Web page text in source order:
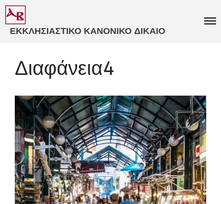
ΚΑΤΑΣΤΑΤΙΚΑ ΚΑΝΟΝΙΣΜΟΙ​
ΠΑΝΟΡΘΟΔΟΞΗ
ΣΥΜΒΟΥΛΕΥΤΙΚΗ​
ΚΩΔΙΚΟΠΟΙΗΣΗ ΙΕΡΩΝ
ΚΑΝΟΝΩΝ​
ΒΙΒΛΙΑ
ΑΡΘΡΑ
ΑΝΑΡΤΗΣΕΙΣ
ΕΙΣΗΓΗΣΕΙΣ
ΕΚΚΛΗΣΙΑΣΤΙΚΟ ΚΑΝΟΝΙΚΟ ΔΙΚΑΙΟ
Διαφάνεια4